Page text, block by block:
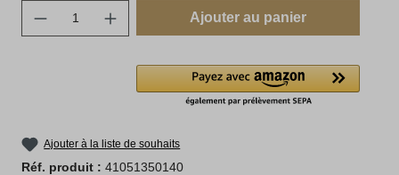
Quantité de produit : Entrez la quantité
Ajouter au panier
Ajouter à la liste de souhaits
Réf. produit : 41051350140